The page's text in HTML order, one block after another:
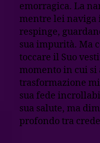
emorragica. La
mentre lei naviga
respinge,
sua impurità. Ma
toccare il Suo
momento in cui
trasformazione
sua fede
sua salute, ma
profondo tra